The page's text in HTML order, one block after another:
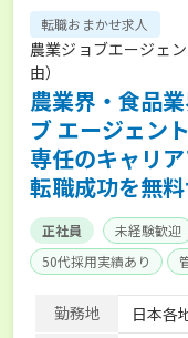
転職おまかせ求人
農業ジョブエージェ
由）
農業界・食品
ブ エージェン
専任のキャリ
転職成功を無
正社員 未経験歓迎
50代採用実績あり
家賃補助制度あり
賞与実績あり
年間
勤務地 日本各